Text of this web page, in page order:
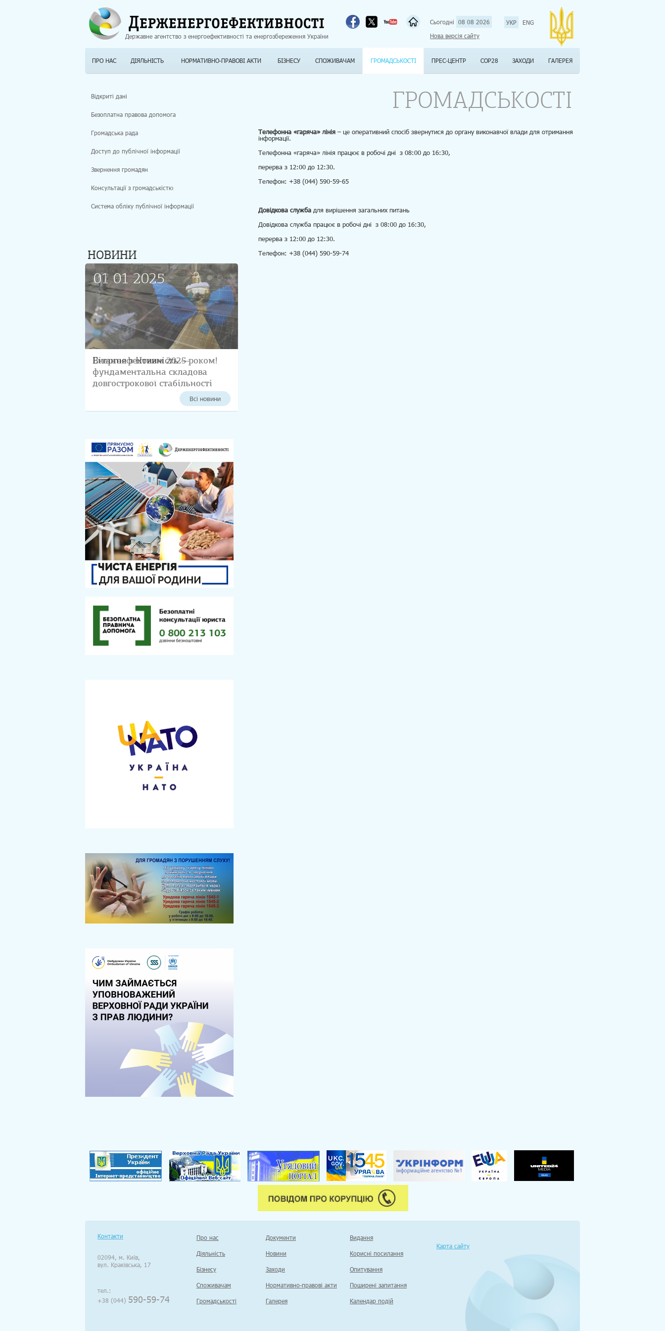
Державне агентство з енергоефективності та енергозбереження України
Сьогодні 08 08 2026
Нова версія сайту
УКР ENG
ПРО НАС ДІЯЛЬНІСТЬ НОРМАТИВНО-ПРАВОВІ АКТИ БІЗНЕСУ СПОЖИВАЧАМ ГРОМАДСЬКОСТІ ПРЕС-ЦЕНТР COP28 ЗАХОДИ ГАЛЕРЕЯ
ГРОМАДСЬКОСТІ
Відкриті дані
Безоплатна правова допомога
Громадська рада
Доступ до публічної інформації
Звернення громадян
Консультації з громадськістю
Система обліку публічної інформації
НОВИНИ
01 01 2025
Вітання з Новим 2025 роком!
Всі новини
Телефонна «гаряча» лінія – це оперативний спосіб звернутися до органу виконавчої влади для отримання
інформації.
Телефонна «гаряча» лінія працює в робочі дні з 08:00 до 16:30,
перерва з 12:00 до 12:30.
Телефон: +38 (044) 590-59-65
Довідкова служба для вирішення загальних питань
Довідкова служба працює в робочі дні з 08:00 до 16:30,
перерва з 12:00 до 12:30.
Телефон: +38 (044) 590-59-74
Контакти
02094, м. Київ,
вул. Краківська, 17
тел.:
+38 (044) 590-59-74
Про нас
Діяльність
Бізнесу
Споживачам
Громадськості
Документи
Новини
Заходи
Нормативно-правові акти
Галерея
Видання
Корисні посилання
Опитування
Поширені запитання
Календар подій
Карта сайту